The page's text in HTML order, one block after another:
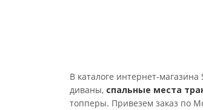
В каталоге интернет-
диваны, спальные места
топперы. Привезем заказ по